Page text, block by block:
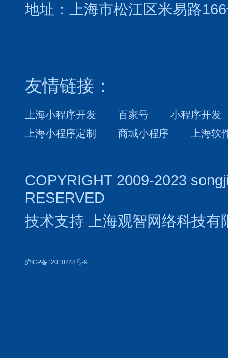
地址：上海市松江区米易路
友情链接：
上海小程序开发 百家号
小程序开发
上海小程序定制
商城小程序 上海软
COPYRIGHT 2009-2023
RESERVED
技术支持
上海观智网络科技有
沪ICP备12010248号-9